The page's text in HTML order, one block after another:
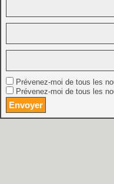
Prévenez-moi de tous les
Prévenez-moi de tous les